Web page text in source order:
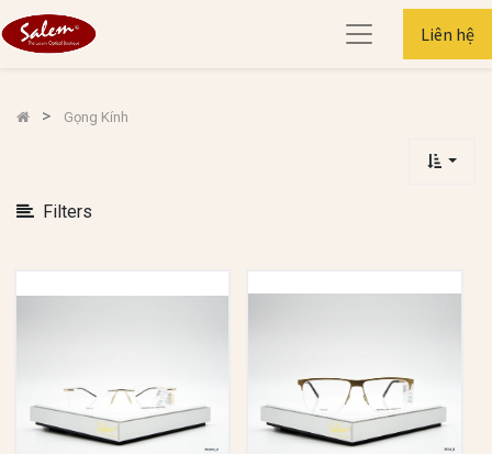
Liên hệ
Gọng Kính
Filters
Xem
Danh
Lựa